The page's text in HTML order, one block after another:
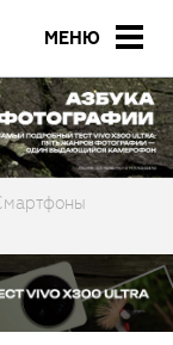
МЕНЮ